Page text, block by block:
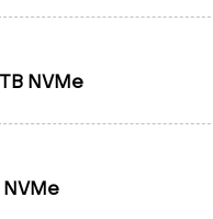
NVMe
NVMe